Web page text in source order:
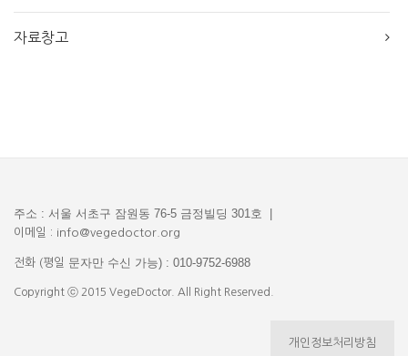
자료창고
주소 : 서울 서초구 잠원동 76-5 금정빌딩 301호 |
이메일 : info@vegedoctor.org
전화 (평일 문자만 수신 가능) : 010-9752-6988
Copyright ⓒ 2015 VegeDoctor. All Right Reserved.
개인정보처리방침